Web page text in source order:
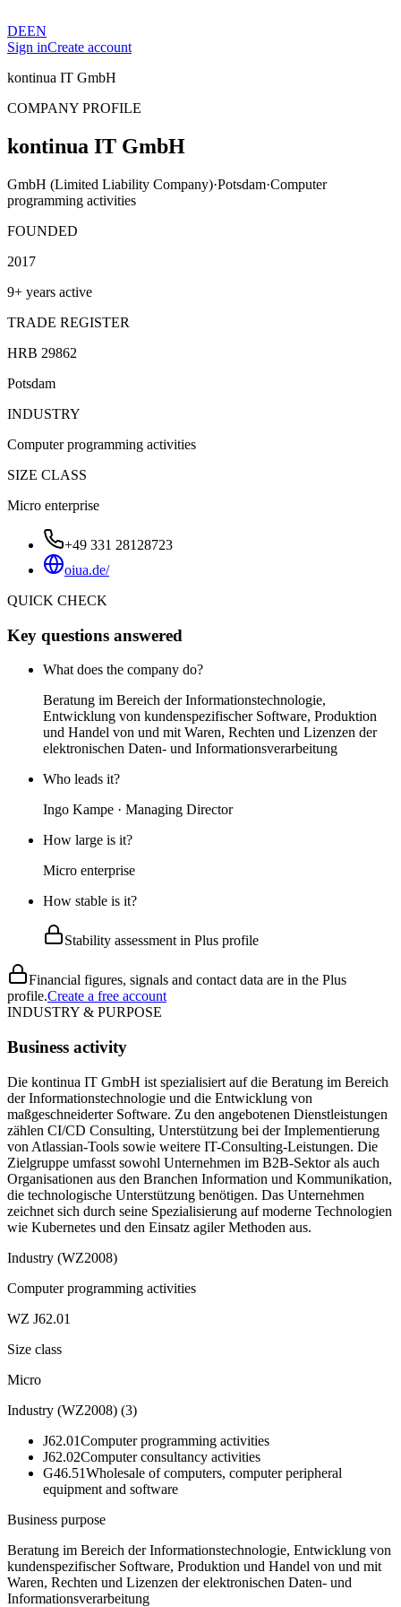
DEEN
Sign inCreate account
kontinua IT GmbH
COMPANY PROFILE
kontinua IT GmbH
GmbH (Limited Liability Company)·Potsdam·Computer
programming activities
FOUNDED
2017
9+ years active
TRADE REGISTER
HRB 29862
Potsdam
INDUSTRY
Computer programming activities
SIZE CLASS
Micro enterprise
+49 331 28128723
oiua.de/
QUICK CHECK
Key questions answered
What does the company do?
Beratung im Bereich der Informationstechnologie,
Entwicklung von kundenspezifischer Software, Produktion
und Handel von und mit Waren, Rechten und Lizenzen der
elektronischen Daten- und Informationsverarbeitung
Who leads it?
Ingo Kampe · Managing Director
How large is it?
Micro enterprise
How stable is it?
Stability assessment in Plus profile
Financial figures, signals and contact data are in the Plus
profile.Create a free account
INDUSTRY & PURPOSE
Business activity
Die kontinua IT GmbH ist spezialisiert auf die Beratung im Bereich
der Informationstechnologie und die Entwicklung von
maßgeschneiderter Software. Zu den angebotenen Dienstleistungen
zählen CI/CD Consulting, Unterstützung bei der Implementierung
von Atlassian-Tools sowie weitere IT-Consulting-Leistungen. Die
Zielgruppe umfasst sowohl Unternehmen im B2B-Sektor als auch
Organisationen aus den Branchen Information und Kommunikation,
die technologische Unterstützung benötigen. Das Unternehmen
zeichnet sich durch seine Spezialisierung auf moderne Technologien
wie Kubernetes und den Einsatz agiler Methoden aus.
Industry (WZ2008)
Computer programming activities
WZ J62.01
Size class
Micro
Industry (WZ2008) (3)
J62.01Computer programming activities
J62.02Computer consultancy activities
G46.51Wholesale of computers, computer peripheral
equipment and software
Business purpose
Beratung im Bereich der Informationstechnologie, Entwicklung von
kundenspezifischer Software, Produktion und Handel von und mit
Waren, Rechten und Lizenzen der elektronischen Daten- und
Informationsverarbeitung